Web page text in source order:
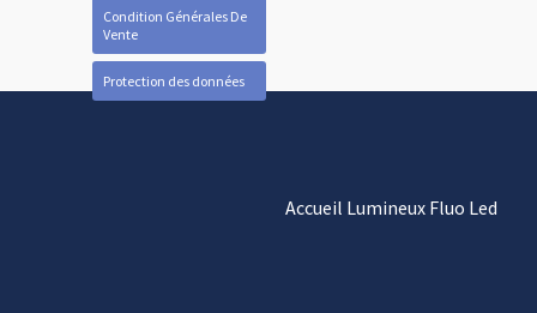
Condition Générales De
Vente
Protection des données
Accueil Lumineux Fluo Led